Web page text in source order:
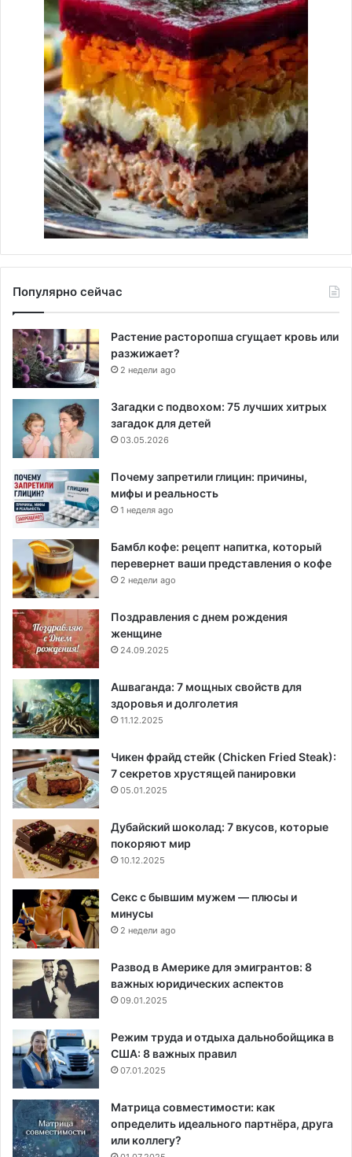
Популярно сейчас
Растение расторопша сгущает кровь или
разжижает?
2 недели ago
Загадки с подвохом: 75 лучших хитрых
загадок для детей
03.05.2026
Почему запретили глицин: причины,
мифы и реальность
1 неделя ago
Бамбл кофе: рецепт напитка, который
перевернет ваши представления о кофе
2 недели ago
Поздравления с днем рождения
женщине
24.09.2025
Ашваганда: 7 мощных свойств для
здоровья и долголетия
11.12.2025
Чикен фрайд стейк (Chicken Fried Steak):
7 секретов хрустящей панировки
05.01.2025
Дубайский шоколад: 7 вкусов, которые
покоряют мир
10.12.2025
Секс с бывшим мужем — плюсы и
минусы
2 недели ago
Развод в Америке для эмигрантов: 8
важных юридических аспектов
09.01.2025
Режим труда и отдыха дальнобойщика в
США: 8 важных правил
07.01.2025
Матрица совместимости: как
определить идеального партнёра, друга
или коллегу?